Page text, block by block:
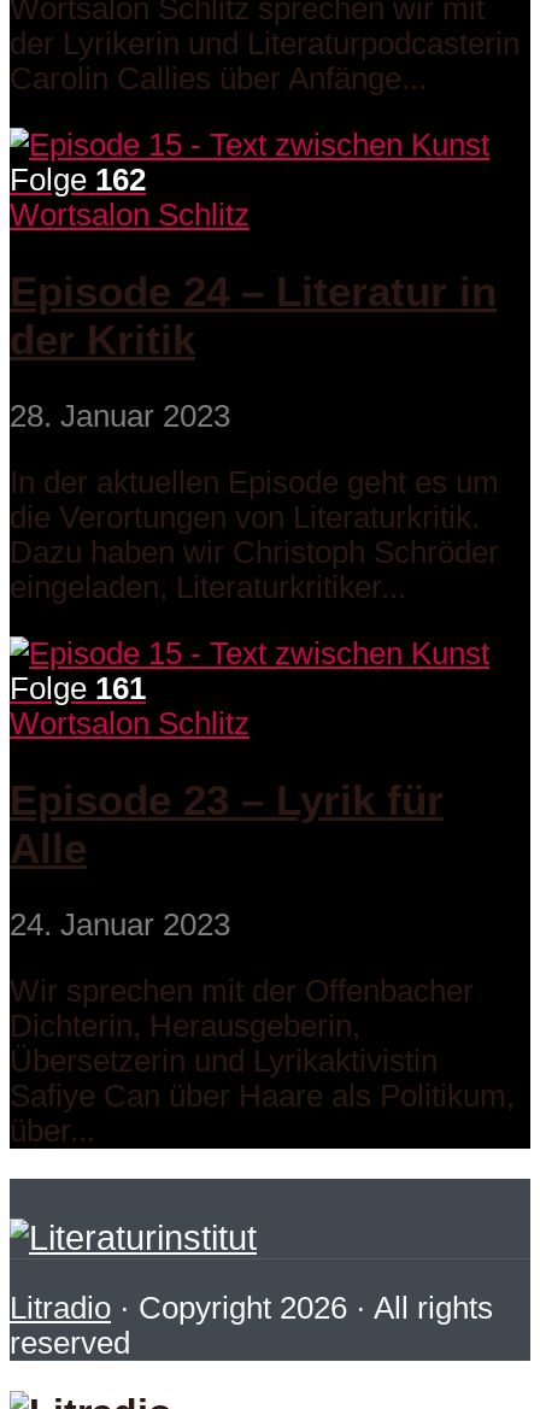
Wortsalon Schlitz sprechen wir mit
der Lyrikerin und Literaturpodcasterin
Carolin Callies über Anfänge...
Folge 162
Wortsalon Schlitz
Episode 24 – Literatur in
der Kritik
28. Januar 2023
In der aktuellen Episode geht es um
die Verortungen von Literaturkritik.
Dazu haben wir Christoph Schröder
eingeladen, Literaturkritiker...
Folge 161
Wortsalon Schlitz
Episode 23 – Lyrik für
Alle
24. Januar 2023
Wir sprechen mit der Offenbacher
Dichterin, Herausgeberin,
Übersetzerin und Lyrikaktivistin
Safiye Can über Haare als Politikum,
über...
Litradio · Copyright 2026 · All rights
reserved